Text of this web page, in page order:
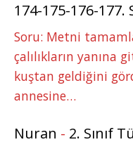
174-175-176-177.
Soru: Metni
çalılıkların yanına
kuştan geldiğini
annesine…
Nuran - 2. Sınıf